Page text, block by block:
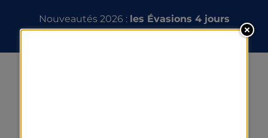
Nouveautés 2026 : les Évasions 4 jours